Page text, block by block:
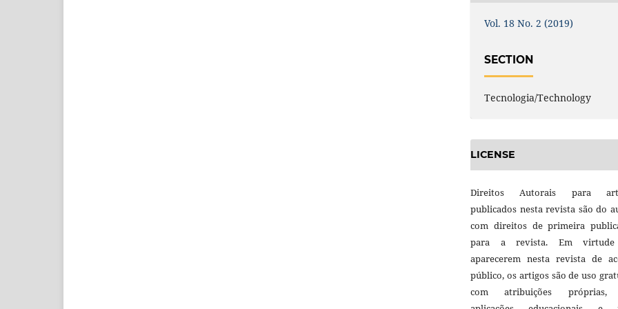
Vol. 18 No. 2 (2019)
SECTION
Tecnologia/Technology
LICENSE
Direitos Autorais para
publicados nesta revista são do
com direitos de primeira
para a revista. Em
aparecerem nesta revista de
público, os artigos são de uso
com atribuições próprias,